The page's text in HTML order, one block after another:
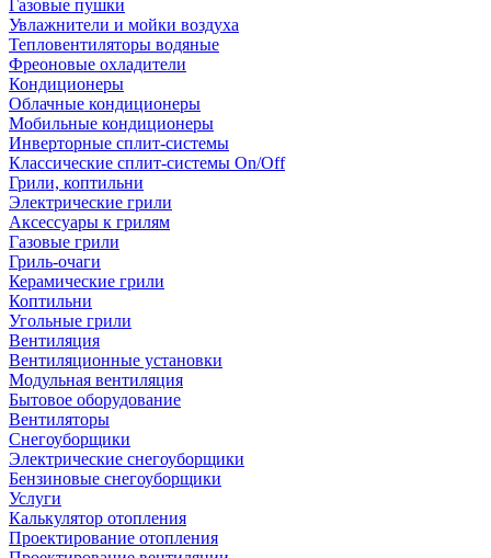
Газовые пушки
Увлажнители и мойки воздуха
Тепловентиляторы водяные
Фреоновые охладители
Кондиционеры
Облачные кондиционеры
Мобильные кондиционеры
Инверторные сплит-системы
Классические сплит-системы On/Off
Грили, коптильни
Электрические грили
Аксессуары к грилям
Газовые грили
Гриль-очаги
Керамические грили
Коптильни
Угольные грили
Вентиляция
Вентиляционные установки
Модульная вентиляция
Бытовое оборудование
Вентиляторы
Снегоуборщики
Электрические снегоуборщики
Бензиновые снегоуборщики
Услуги
Калькулятор отопления
Проектирование отопления